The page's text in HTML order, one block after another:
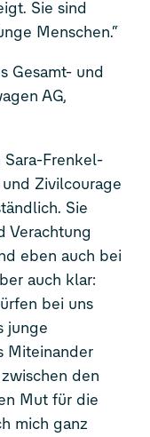
Sie sind
Menschen.“
Gesamt- und
AG,
Sara-Frenkel-
Zivilcourage
Sie
Verachtung
eben auch bei
auch klar:
bei uns
junge
Miteinander
den
Mut für die
mich ganz